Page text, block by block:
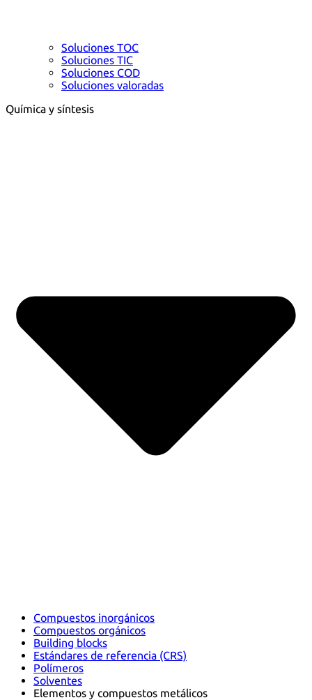
Soluciones TOC
Soluciones TIC
Soluciones COD
Soluciones valoradas
Química y síntesis
Compuestos inorgánicos
Compuestos orgánicos
Building blocks
Estándares de referencia (CRS)
Polímeros
Solventes
Elementos y compuestos metálicos